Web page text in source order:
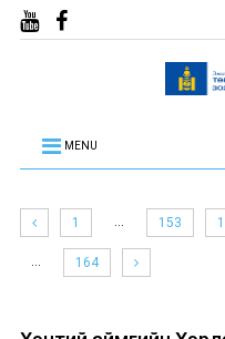
MENU
1 … 153
… 164